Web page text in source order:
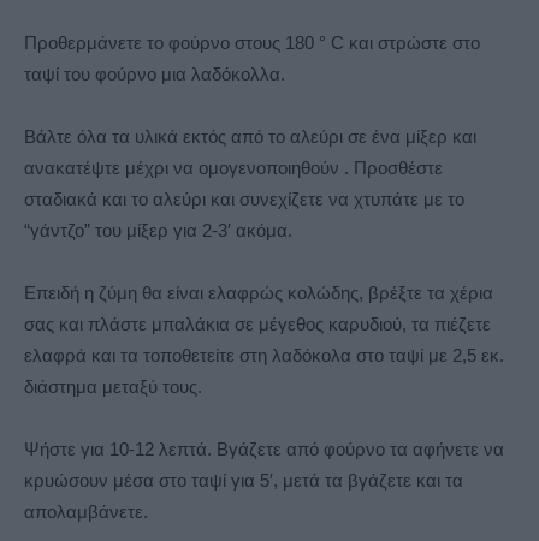
Προθερμάνετε το φούρνο στους 180 ° C και στρώστε στο
ταψί του φούρνο μια λαδόκολλα.
Βάλτε όλα τα υλικά εκτός από το αλεύρι σε ένα μίξερ και
ανακατέψτε μέχρι να ομογενοποιηθούν . Προσθέστε
σταδιακά και το αλεύρι και συνεχίζετε να χτυπάτε με το
“γάντζο” του μίξερ για 2-3′ ακόμα.
Επειδή η ζύμη θα είναι ελαφρώς κολώδης, βρέξτε τα χέρια
σας και πλάστε μπαλάκια σε μέγεθος καρυδιού, τα πιέζετε
ελαφρά και τα τοποθετείτε στη λαδόκολα στο ταψί με 2,5 εκ.
διάστημα μεταξύ τους.
Ψήστε για 10-12 λεπτά. Βγάζετε από φούρνο τα αφήνετε να
κρυώσουν μέσα στο ταψί για 5′, μετά τα βγάζετε και τα
απολαμβάνετε.